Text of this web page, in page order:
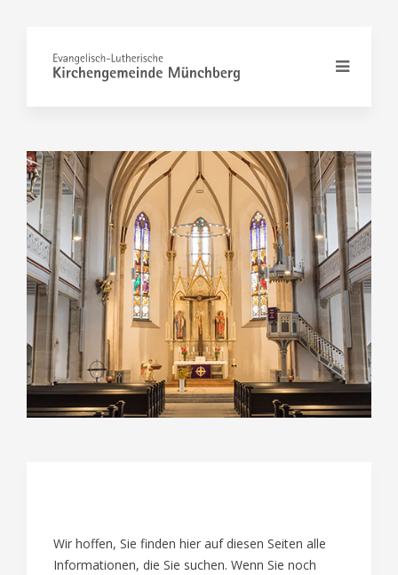
01
Wir hoffen, Sie finden hier auf diesen Seiten alle
Informationen, die Sie suchen. Wenn Sie noch